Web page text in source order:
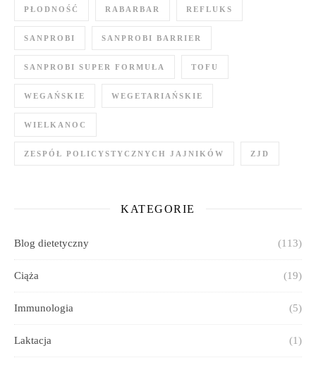
PŁODNOŚĆ RABARBAR REFLUKS
SANPROBI SANPROBI BARRIER
SANPROBI SUPER FORMUŁA TOFU
WEGAŃSKIE WEGETARIAŃSKIE
WIELKANOC
ZESPÓŁ POLICYSTYCZNYCH JAJNIKÓW ZJD
KATEGORIE
Blog dietetyczny (113)
Ciąża (19)
Immunologia (5)
Laktacja (1)